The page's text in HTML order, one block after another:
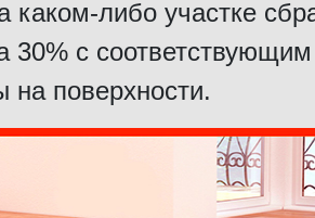
каком-либо участке
30% с
на поверхности.